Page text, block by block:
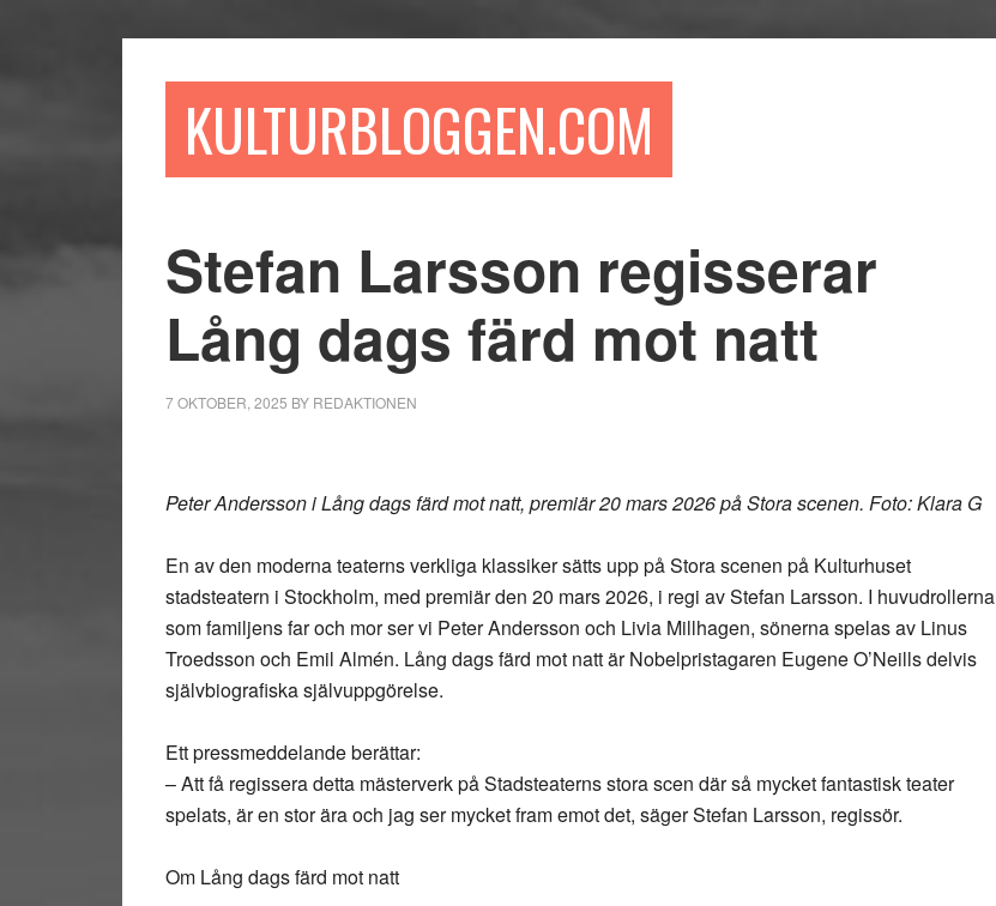
KULTURBLOGGEN.COM
Stefan Larsson regisserar
Lång dags färd mot natt
7 OKTOBER, 2025 BY REDAKTIONEN
Peter Andersson i Lång dags färd mot natt, premiär 20 mars 2026 på Stora scenen. Foto: Klara G
En av den moderna teaterns verkliga klassiker sätts upp på Stora scenen på Kulturhuset
stadsteatern i Stockholm, med premiär den 20 mars 2026, i regi av Stefan Larsson. I huvudrollerna
som familjens far och mor ser vi Peter Andersson och Livia Millhagen, sönerna spelas av Linus
Troedsson och Emil Almén. Lång dags färd mot natt är Nobelpristagaren Eugene O’Neills delvis
självbiografiska självuppgörelse.
Ett pressmeddelande berättar:
– Att få regissera detta mästerverk på Stadsteaterns stora scen där så mycket fantastisk teater
spelats, är en stor ära och jag ser mycket fram emot det, säger Stefan Larsson, regissör.
Om Lång dags färd mot natt